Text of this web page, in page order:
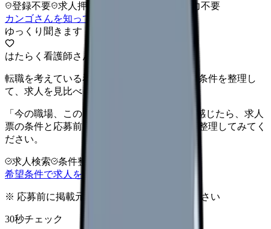
登録不要 求人押し売りなし
病院名は入力不要
カンゴさんを知ってから相談する
ゆっくり聞きます
はたらく看護師さん 求人
転職を考えている看護師さんへ。まずは希望条件を整理し
て、求人を見比べられます。
「今の職場、このままでいいのかな...」そう感じたら、求人
票の条件と応募前に確認したい不安を分けて整理してみてく
ださい。
求人検索 条件整理
希望条件で求人を探す
※ 応募前に掲載元の最新情報を確認してください
30秒チェック